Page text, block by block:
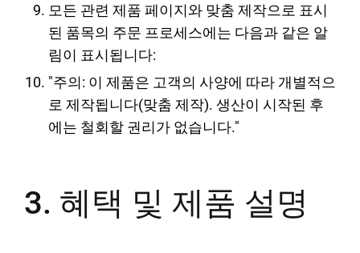
모든 관련 제품 페이지와 맞춤 제작으로 표시
된 품목의 주문 프로세스에는 다음과 같은 알
림이 표시됩니다:
"주의: 이 제품은 고객의 사양에 따라 개별적으
로 제작됩니다(맞춤 제작). 생산이 시작된 후
에는 철회할 권리가 없습니다."
3. 혜택 및 제품 설명